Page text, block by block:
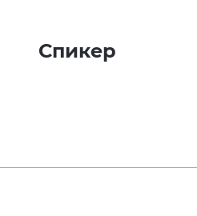
Спикер